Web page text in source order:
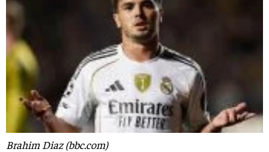
Brahim Diaz (bbc.com)